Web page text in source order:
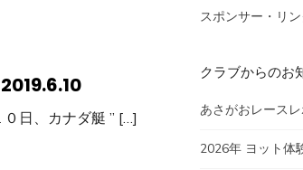
2019.6.10
日、カナダ艇 ” […]
スポンサー・リ
クラブからのお
あさがおレース
2026年 ヨット体